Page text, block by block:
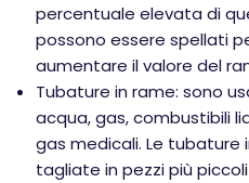
percentuale elevata di
possono essere spellati
aumentare il valore del
Tubature in rame: sono
acqua, gas, combustibili
gas medicali. Le tubature
tagliate in pezzi più